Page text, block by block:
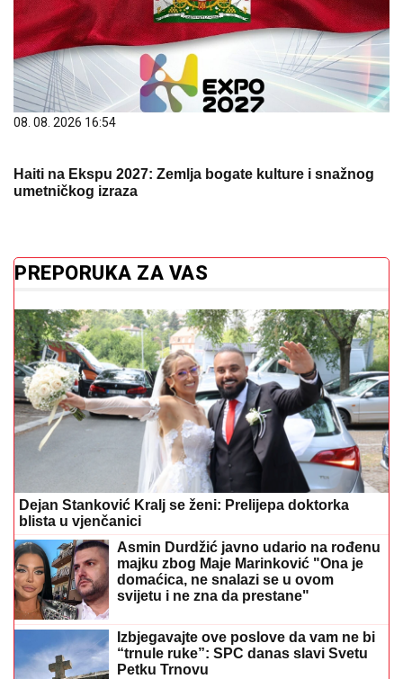
08. 08. 2026 16:54
Haiti na Ekspu 2027: Zemlja bogate kulture i snažnog
umetničkog izraza
PREPORUKA ZA VAS
Dejan Stanković Kralj se ženi: Prelijepa doktorka
blista u vjenčanici
Asmin Durdžić javno udario na rođenu
majku zbog Maje Marinković "Ona je
domaćica, ne snalazi se u ovom
svijetu i ne zna da prestane"
Izbjegavajte ove poslove da vam ne bi
“trnule ruke”: SPC danas slavi Svetu
Petku Trnovu